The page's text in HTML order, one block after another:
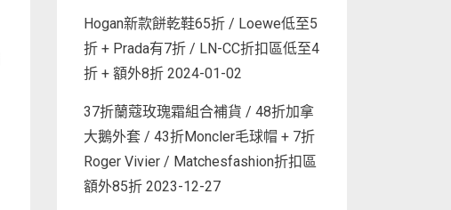
Hogan新款餅乾鞋65折 / Loewe低至5
折 + Prada有7折 / LN-CC折扣區低至4
折 + 額外8折 2024-01-02
37折蘭蔻玫瑰霜組合補貨 / 48折加拿
大鵝外套 / 43折Moncler毛球帽 + 7折
Roger Vivier / Matchesfashion折扣區
額外85折 2023-12-27